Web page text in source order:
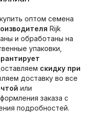
оптом семена
Rijk
и обработаны на
упаковки,
скидку при
доставку во все
или
заказа с
подробностей.